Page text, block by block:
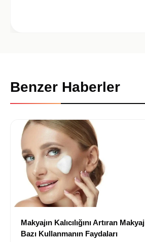
Benzer Haberler
Makyajın Kalıcılığını Artıran Makyaj
Bazı Kullanmanın Faydaları